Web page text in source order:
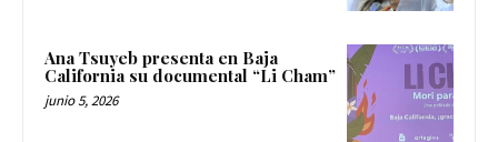
Ana Tsuyeb presenta en Baja
California su documental “Li Cham”
junio 5, 2026